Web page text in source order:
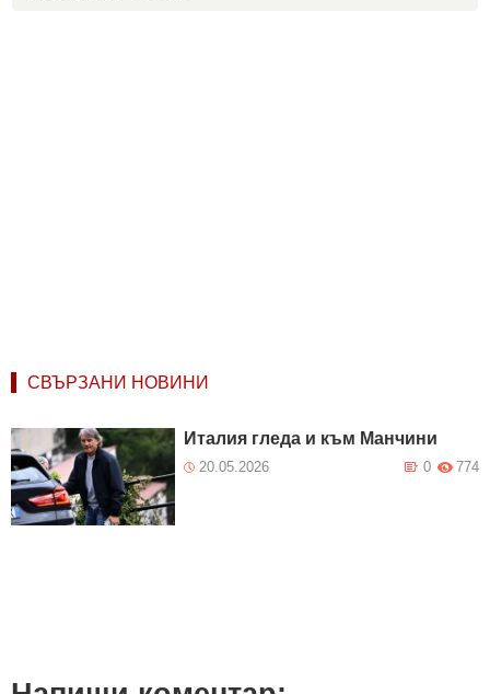
СВЪРЗАНИ НОВИНИ
Италия гледа и към Манчини
20.05.2026 774
0